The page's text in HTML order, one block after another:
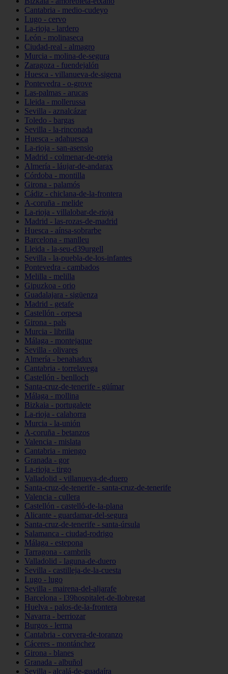
Cantabria - medio-cudeyo
Lugo - cervo
La-rioja - lardero
León - molinaseca
Ciudad-real - almagro
Murcia - molina-de-segura
Zaragoza - fuendejalón
Huesca - villanueva-de-sigena
Pontevedra - o-grove
Las-palmas - arucas
Lleida - mollerussa
Sevilla - aznalcázar
Toledo - bargas
Sevilla - la-rinconada
Huesca - adahuesca
La-rioja - san-asensio
Madrid - colmenar-de-oreja
Almería - láujar-de-andarax
Córdoba - montilla
Girona - palamós
Cádiz - chiclana-de-la-frontera
A-coruña - melide
La-rioja - villalobar-de-rioja
Madrid - las-rozas-de-madrid
Huesca - aínsa-sobrarbe
Barcelona - manlleu
Lleida - la-seu-d39urgell
Sevilla - la-puebla-de-los-infantes
Pontevedra - cambados
Melilla - melilla
Gipuzkoa - orio
Guadalajara - sigüenza
Madrid - getafe
Castellón - orpesa
Girona - pals
Murcia - librilla
Málaga - montejaque
Sevilla - olivares
Almería - benahadux
Cantabria - torrelavega
Castellón - benlloch
Santa-cruz-de-tenerife - güímar
Málaga - mollina
Bizkaia - portugalete
La-rioja - calahorra
Murcia - la-unión
A-coruña - betanzos
Valencia - mislata
Cantabria - miengo
Granada - gor
La-rioja - tirgo
Valladolid - villanueva-de-duero
Santa-cruz-de-tenerife - santa-cruz-de-tenerife
Valencia - cullera
Castellón - castelló-de-la-plana
Alicante - guardamar-del-segura
Santa-cruz-de-tenerife - santa-úrsula
Salamanca - ciudad-rodrigo
Málaga - estepona
Tarragona - cambrils
Valladolid - laguna-de-duero
Sevilla - castilleja-de-la-cuesta
Lugo - lugo
Sevilla - mairena-del-aljarafe
Barcelona - l39hospitalet-de-llobregat
Huelva - palos-de-la-frontera
Navarra - berriozar
Burgos - lerma
Cantabria - corvera-de-toranzo
Cáceres - montánchez
Girona - blanes
Granada - albuñol
Sevilla - alcalá-de-guadaíra